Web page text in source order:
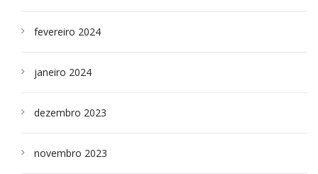
fevereiro 2024
janeiro 2024
dezembro 2023
novembro 2023